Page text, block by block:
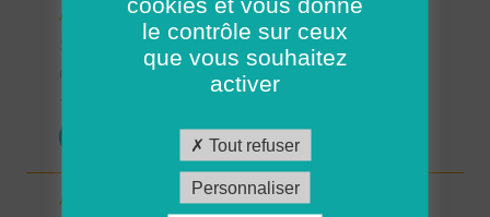
Auxiliaire de vie (H/F)
56 - Morbihan
Auxiliaire de vie (H/F)
le contrôle sur ceux
que vous souhaitez
activer
Tout refuser
Personnaliser